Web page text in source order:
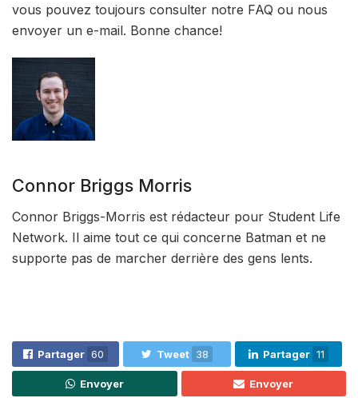
vous pouvez toujours consulter notre FAQ ou nous
envoyer un e-mail. Bonne chance!
Connor Briggs Morris
Connor Briggs-Morris est rédacteur pour Student Life
Network. Il aime tout ce qui concerne Batman et ne
supporte pas de marcher derrière des gens lents.
Partager 60 Tweet 38 Partager 11
Envoyer Envoyer